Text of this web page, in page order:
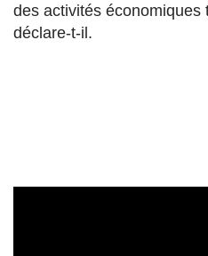
des activités économiques
déclare-t-il.